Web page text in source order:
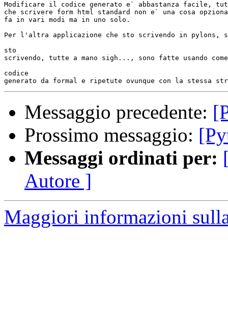
Modificare il codice generato e` abbastanza facile,
che scrivere form html standard non e` una cosa
fa in vari modi ma in uno solo.
Per l'altra applicazione che sto scrivendo in pylons,
sto
scrivendo, tutte a mano sigh..., sono fatte usando
codice
Messaggio precedente:
Prossimo messaggio:
Messaggi ordinati per:
Autore ]
Maggiori informazioni